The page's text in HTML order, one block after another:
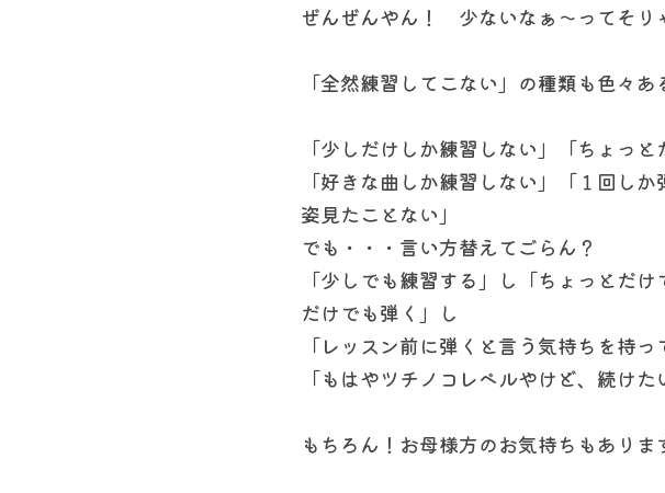
ぜんぜんやん！　少ないなぁ〜ってそり
「全然練習してこない」の種類も色々あ
「少しだけしか練習しない」「ちょっと
「好きな曲しか練習しない」「１回し
姿見たことない」
でも・・・言い方替えてごらん？
「少しでも練習する」し「ちょっとだ
だけでも弾く」し
「レッスン前に弾くと言う気持ちを持っ
「もはやツチノコレベルやけど、続け
もちろん！お母様方のお気持ちもありま